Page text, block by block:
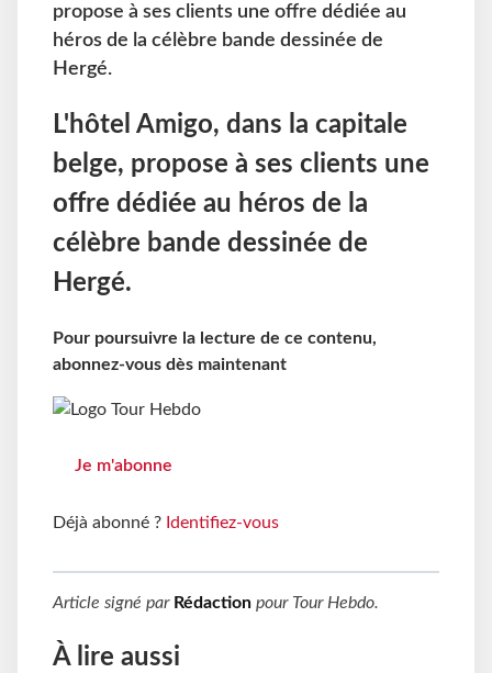
propose à ses clients une offre dédiée au
héros de la célèbre bande dessinée de
Hergé.
L'hôtel Amigo, dans la capitale
belge, propose à ses clients une
offre dédiée au héros de la
célèbre bande dessinée de
Hergé.
Pour poursuivre la lecture de ce contenu,
abonnez-vous dès maintenant
Je m'abonne
Déjà abonné ? Identifiez-vous
Article signé par Rédaction pour Tour Hebdo.
À lire aussi